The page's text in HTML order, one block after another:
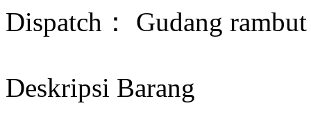
Dispatch：
Gudang
Deskripsi Barang